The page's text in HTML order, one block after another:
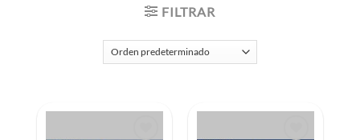
FILTRAR